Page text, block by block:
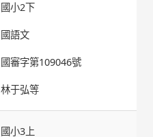
國小2下
國語文
國審字第109046號
林于弘等
國小3上